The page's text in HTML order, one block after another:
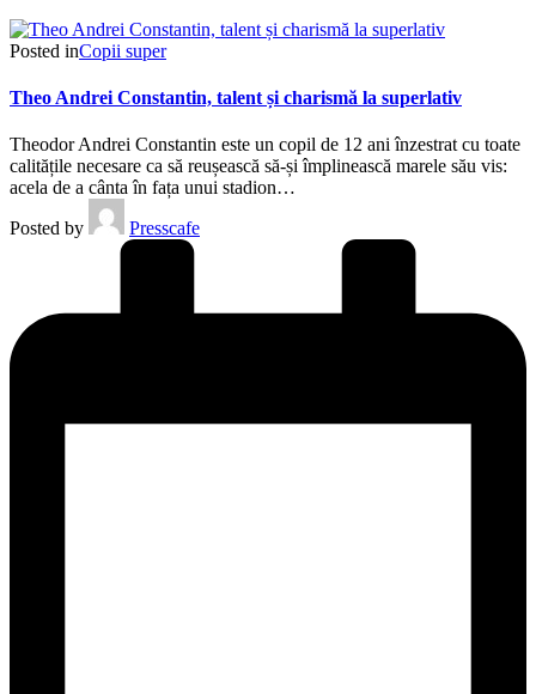
Posted inCopii super
Theo Andrei Constantin, talent și charismă la superlativ
Theodor Andrei Constantin este un copil de 12 ani înzestrat cu toate
calitățile necesare ca să reușească să-și împlinească marele său vis:
acela de a cânta în fața unui stadion…
Posted by
Presscafe